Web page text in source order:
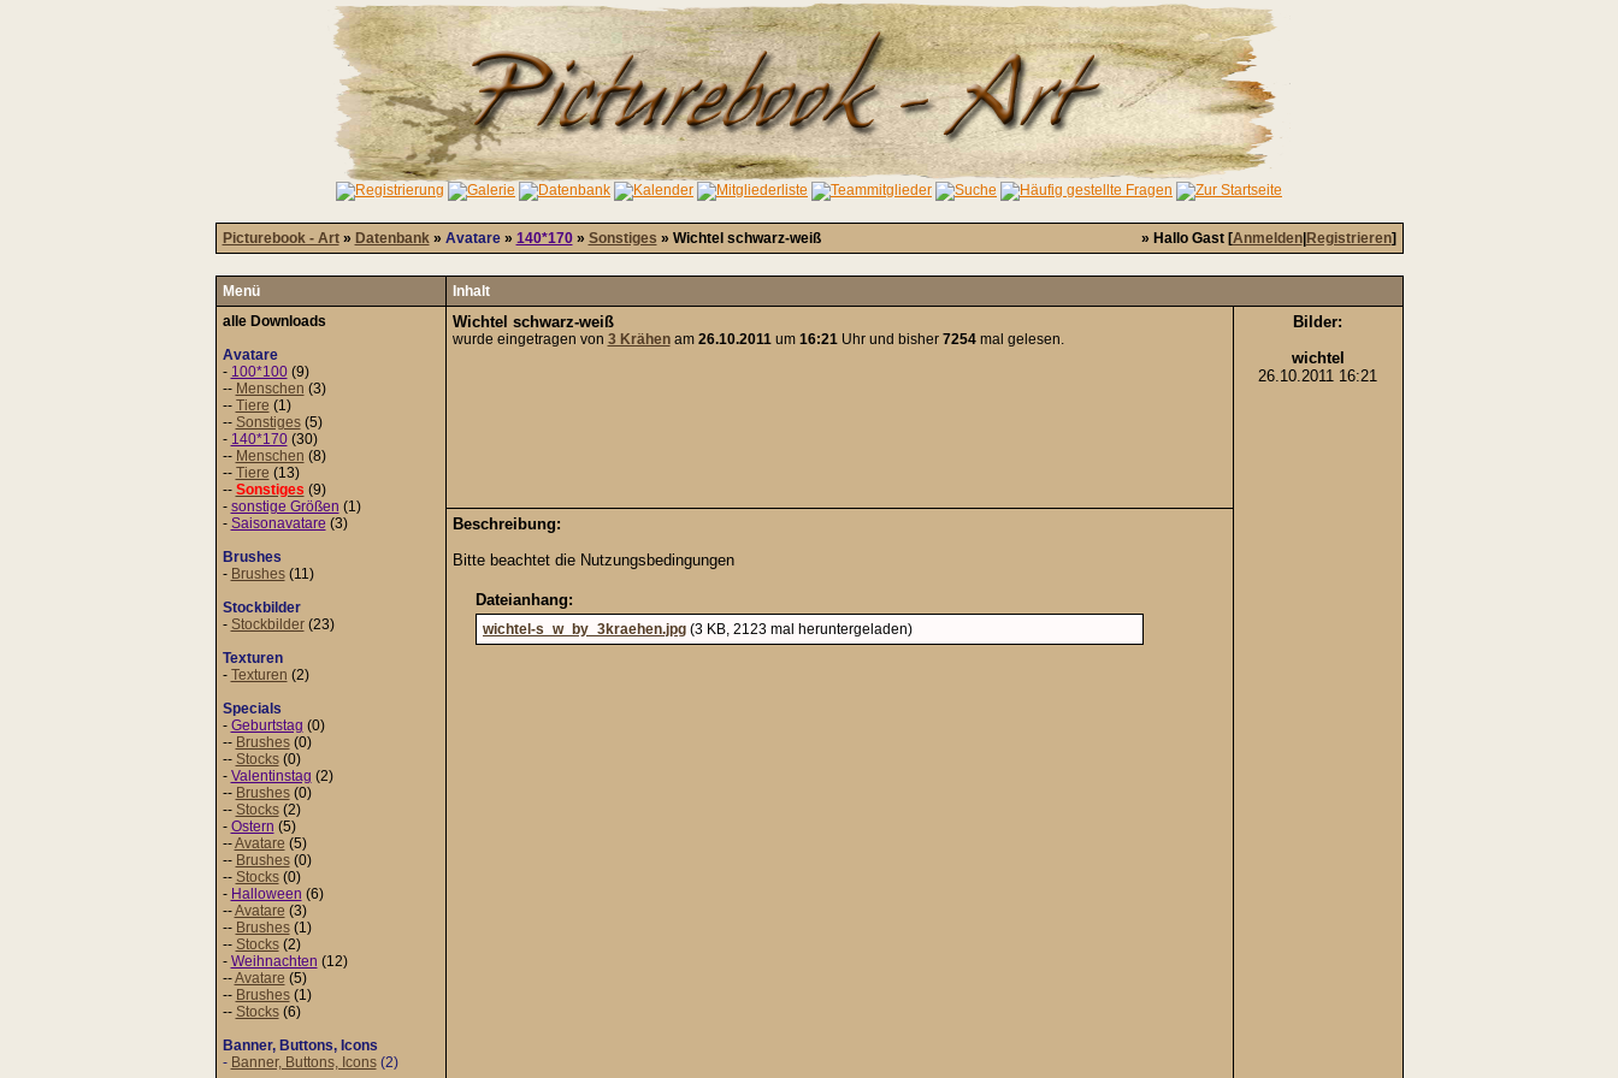
Picturebook - Art» Datenbank» Avatare» 140*170» Sonstiges » Wichtel schwarz-weiß » Hallo Gast [Anmelden| Registrieren]
Menü
Inhalt
alle Downloads
Avatare
- 100*100(9)
-- Menschen (3)
-- Tiere (1)
-- Sonstiges(5)
- 140*170(30)
-- Menschen (8)
-- Tiere (13)
-- Sonstiges (9)
- sonstige Größen (1)
- Saisonavatare (3)
Brushes
- Brushes(11)
Stockbilder
- Stockbilder(23)
Texturen
- Texturen (2)
Specials
- Geburtstag (0)
-- Brushes(0)
-- Stocks(0)
- Valentinstag (2)
-- Brushes(0)
-- Stocks(2)
- Ostern (5)
--Avatare (5)
-- Brushes(0)
-- Stocks(0)
- Halloween (6)
--Avatare (3)
-- Brushes(1)
-- Stocks(2)
- Weihnachten (12)
--Avatare (5)
-- Brushes(1)
-- Stocks(6)
Banner, Buttons, Icons
- Banner, Buttons, Icons(2)
Wichtel schwarz-weiß
wurde eingetragen von 3 Krähenam 26.10.2011um 16:21Uhr und bisher 7254mal gelesen.
Bilder:
wichtel
26.10.2011 16:21
Beschreibung:
Bitte beachtet die Nutzungsbedingungen
Dateianhang:
wichtel-s_w_by_3kraehen.jpg (3 KB, 2123 mal heruntergeladen)